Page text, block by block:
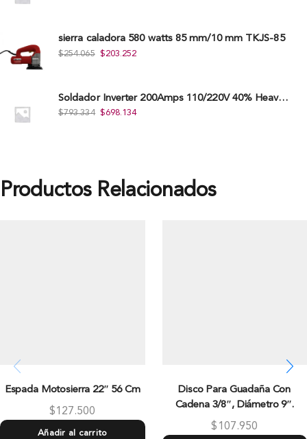
sierra caladora 580 watts 85 mm/10 mm TKJS-85
$254.065 $203.252
Soldador Inverter 200Amps 110/220V 40% Heavy Duty (Hd) Tkwi-200-C
$793.334 $698.134
Productos Relacionados
Espada Motosierra 22″ 56 Cm
$127.500
Añadir al carrito
Disco Para Guadaña Con
Cadena 3/8″, Diámetro 9″.
$ 107.950